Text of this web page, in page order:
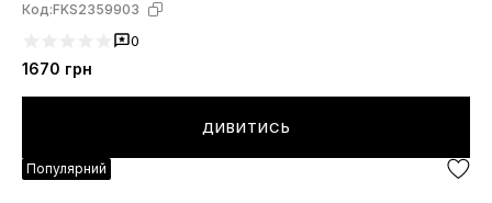
Код:FKS2359903
0
1670 грн
ДИВИТИСЬ
Популярний